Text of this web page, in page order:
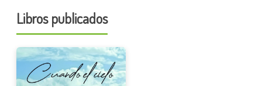
Libros publicados